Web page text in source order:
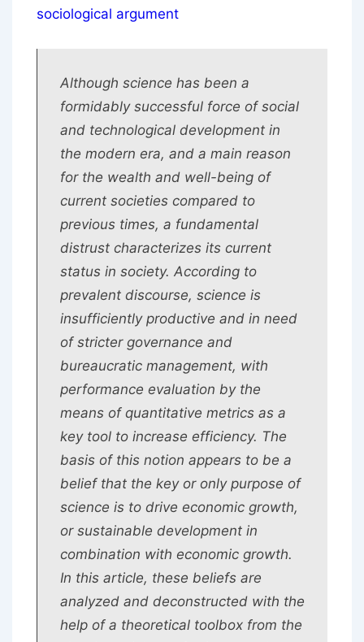
sociological argument
Although science has been a
formidably successful force of social
and technological development in
the modern era, and a main reason
for the wealth and well-being of
current societies compared to
previous times, a fundamental
distrust characterizes its current
status in society. According to
prevalent discourse, science is
insufficiently productive and in need
of stricter governance and
bureaucratic management, with
performance evaluation by the
means of quantitative metrics as a
key tool to increase efficiency. The
basis of this notion appears to be a
belief that the key or only purpose of
science is to drive economic growth,
or sustainable development in
combination with economic growth.
In this article, these beliefs are
analyzed and deconstructed with the
help of a theoretical toolbox from the